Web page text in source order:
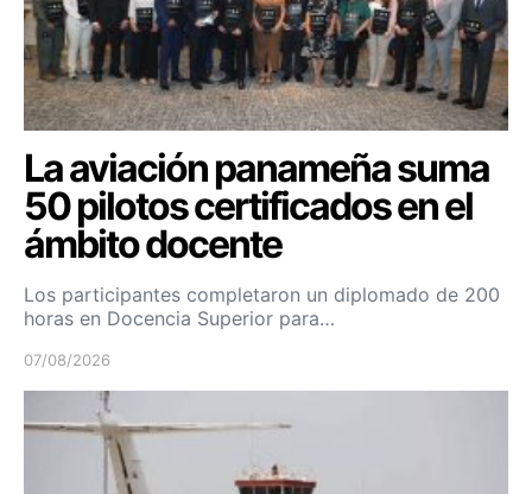
La aviación panameña suma
50 pilotos certificados en el
ámbito docente
Los participantes completaron un diplomado de 200
horas en Docencia Superior para…
07/08/2026